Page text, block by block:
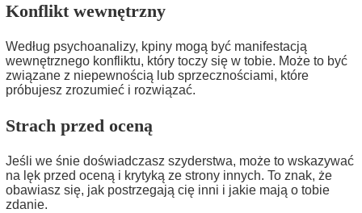
Konflikt wewnętrzny
Według psychoanalizy, kpiny mogą być manifestacją
wewnętrznego konfliktu, który toczy się w tobie. Może to być
związane z niepewnością lub sprzecznościami, które
próbujesz zrozumieć i rozwiązać.
Strach przed oceną
Jeśli we śnie doświadczasz szyderstwa, może to wskazywać
na lęk przed oceną i krytyką ze strony innych. To znak, że
obawiasz się, jak postrzegają cię inni i jakie mają o tobie
zdanie.